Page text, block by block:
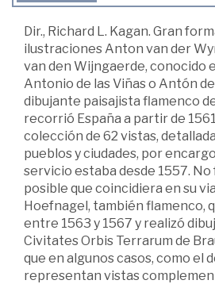
Dir., Richard L. Kagan. Gran
ilustraciones Anton van der
van den Wijngaerde, conocido
Antonio de las Viñas o Antón
dibujante paisajista flamenco
recorrió España a partir de
colección de 62 vistas,
pueblos y ciudades, por
servicio estaba desde 1557. No
posible que coincidiera en su
Hoefnagel, también flamenco,
entre 1563 y 1567 y realizó
Civitates Orbis Terrarum de
que en algunos casos, como el
representan vistas